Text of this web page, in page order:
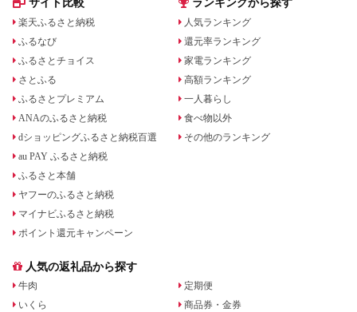
サイト比較
楽天ふるさと納税
ふるなび
ふるさとチョイス
さとふる
ふるさとプレミアム
ANAのふるさと納税
dショッピングふるさと納税百選
au PAY ふるさと納税
ふるさと本舗
ヤフーのふるさと納税
マイナビふるさと納税
ポイント還元キャンペーン
ランキングから探す
人気ランキング
還元率ランキング
家電ランキング
高額ランキング
一人暮らし
食べ物以外
その他のランキング
人気の返礼品から探す
牛肉
いくら
定期便
商品券・金券